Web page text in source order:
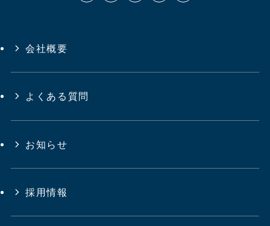
会社概要
よくある質問
お知らせ
採用情報